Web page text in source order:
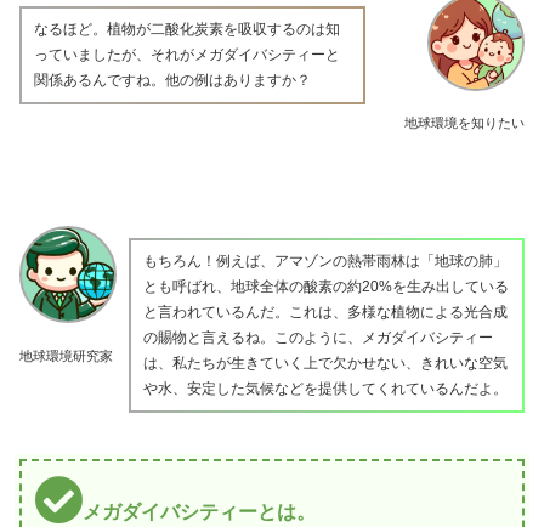
地球環境を知りたい
なるほど。植物が二酸化炭素を吸収するのは知
っていましたが、それがメガダイバシティーと
関係あるんですね。他の例はありますか？
地球環境研究家
もちろん！例えば、アマゾンの熱帯雨林は「地球の肺」
とも呼ばれ、地球全体の酸素の約20%を生み出している
と言われているんだ。これは、多様な植物による光合成
の賜物と言えるね。このように、メガダイバシティー
は、私たちが生きていく上で欠かせない、きれいな空気
や水、安定した気候などを提供してくれているんだよ。
メガダイバシティーとは。